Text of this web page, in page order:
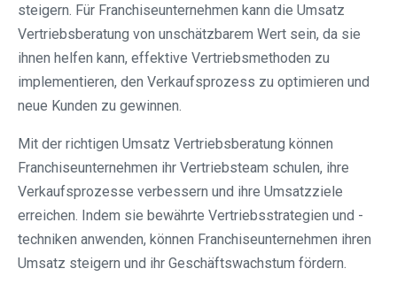
steigern. Für Franchiseunternehmen kann die Umsatz
Vertriebsberatung von unschätzbarem Wert sein, da sie
ihnen helfen kann, effektive Vertriebsmethoden zu
implementieren, den Verkaufsprozess zu optimieren und
neue Kunden zu gewinnen.
Mit der richtigen Umsatz Vertriebsberatung können
Franchiseunternehmen ihr Vertriebsteam schulen, ihre
Verkaufsprozesse verbessern und ihre Umsatzziele
erreichen. Indem sie bewährte Vertriebsstrategien und -
techniken anwenden, können Franchiseunternehmen ihren
Umsatz steigern und ihr Geschäftswachstum fördern.